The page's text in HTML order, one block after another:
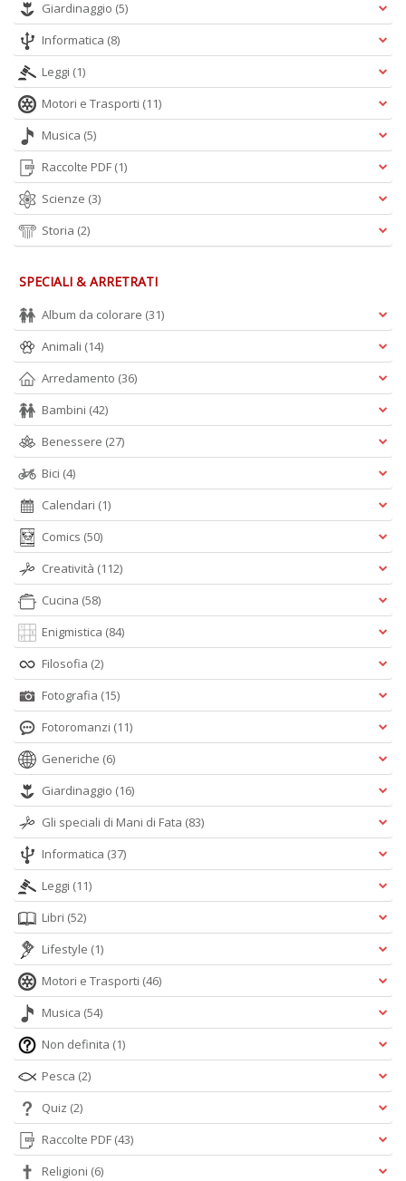
Giardinaggio (5)
Informatica (8)
Leggi (1)
Motori e Trasporti (11)
Musica (5)
Raccolte PDF (1)
Scienze (3)
Storia (2)
SPECIALI & ARRETRATI
Album da colorare (31)
Animali (14)
Arredamento (36)
Bambini (42)
Benessere (27)
Bici (4)
Calendari (1)
Comics (50)
Creatività (112)
Cucina (58)
Enigmistica (84)
Filosofia (2)
Fotografia (15)
Fotoromanzi (11)
Generiche (6)
Giardinaggio (16)
Gli speciali di Mani di Fata (83)
Informatica (37)
Leggi (11)
Libri (52)
Lifestyle (1)
Motori e Trasporti (46)
Musica (54)
Non definita (1)
Pesca (2)
Quiz (2)
Raccolte PDF (43)
Religioni (6)